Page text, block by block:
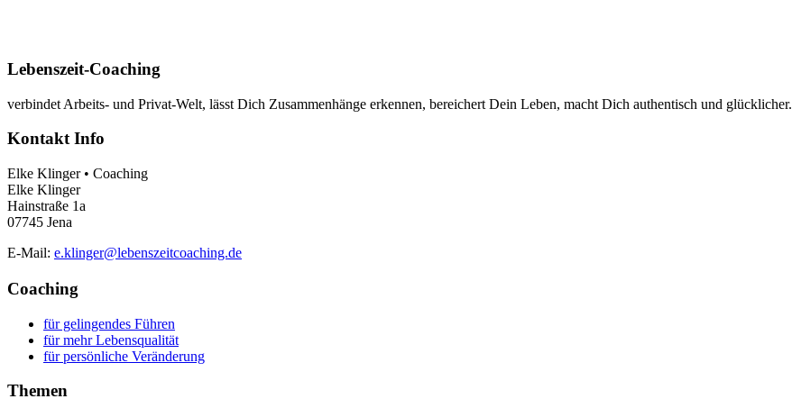
Lebenszeit-Coaching
verbindet Arbeits- und Privat-Welt, lässt Dich Zusammenhänge erkennen, bereichert Dein Leben, macht Dich authentisch und glücklicher.
Kontakt Info
Elke Klinger • Coaching
Elke Klinger
Hainstraße 1a
07745 Jena
E-Mail: e.klinger@lebenszeitcoaching.de
Coaching
für gelingendes Führen
für mehr Lebensqualität
für persönliche Veränderung
Themen